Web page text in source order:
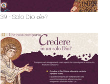
39 - Solo Dio «è»?